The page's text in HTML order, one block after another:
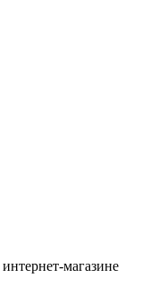
магазине